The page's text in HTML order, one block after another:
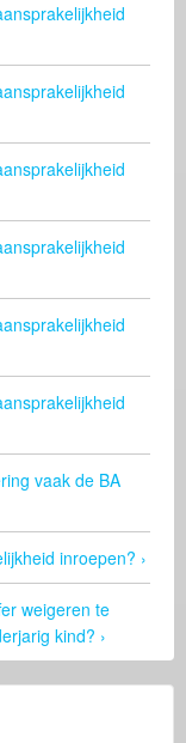
vaak de BA
inroepen?
weigeren te
kind?